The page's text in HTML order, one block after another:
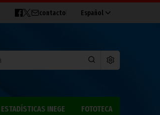
contacto Español
ESTADÍSTICAS INEGE FOTOTECA